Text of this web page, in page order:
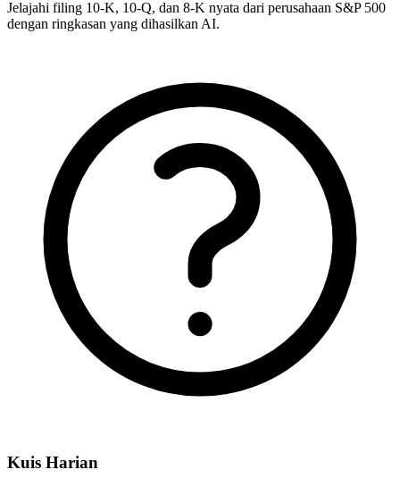
Jelajahi filing 10-K, 10-Q, dan 8-K nyata dari perusahaan S&P 500
dengan ringkasan yang dihasilkan AI.
Kuis Harian